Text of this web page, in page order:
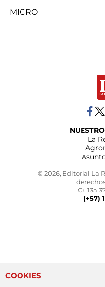
MICRO
La
© 2026, Editorial La
Cr. 13a
(+57)
COOKIES